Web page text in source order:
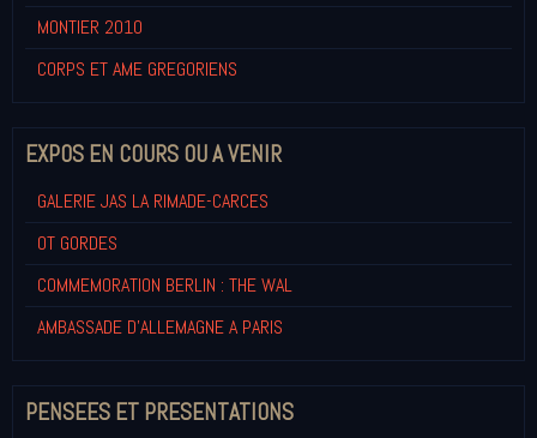
MONTIER 2010
CORPS ET AME GREGORIENS
EXPOS EN COURS OU A VENIR
GALERIE JAS LA RIMADE-CARCES
OT GORDES
COMMEMORATION BERLIN : THE WAL
AMBASSADE D'ALLEMAGNE A PARIS
PENSEES ET PRESENTATIONS